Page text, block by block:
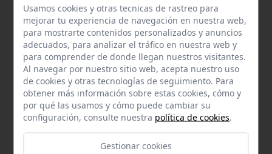
PASTELERÍA NTRA. SRA. DEL ÁGUILA
PANADERÍA VIRGEN DEL ROSARIO
MÁS FACTOR
GADES CONSULTORES
Usamos cookies y otras tecnicas de rastreo para
mejorar tu experiencia de navegación en nuestra web,
para mostrarte contenidos personalizados y anuncios
adecuados, para analizar el tráfico en nuestra web y
para comprender de donde llegan nuestros visitantes.
Al navegar por nuestro sitio web, acepta nuestro uso
de cookies y otras tecnologías de seguimiento. Para
obtener más información sobre estas cookies, cómo y
por qué las usamos y cómo puede cambiar su
configuración, consulte nuestra política de cookies.
Gestionar cookies